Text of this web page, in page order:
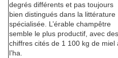
degrés différents et pas toujours
bien distingués dans la littérature
spécialisée. L’érable champêtre
semble le plus productif, avec des
chiffres cités de 1 100 kg de miel
l’ha.